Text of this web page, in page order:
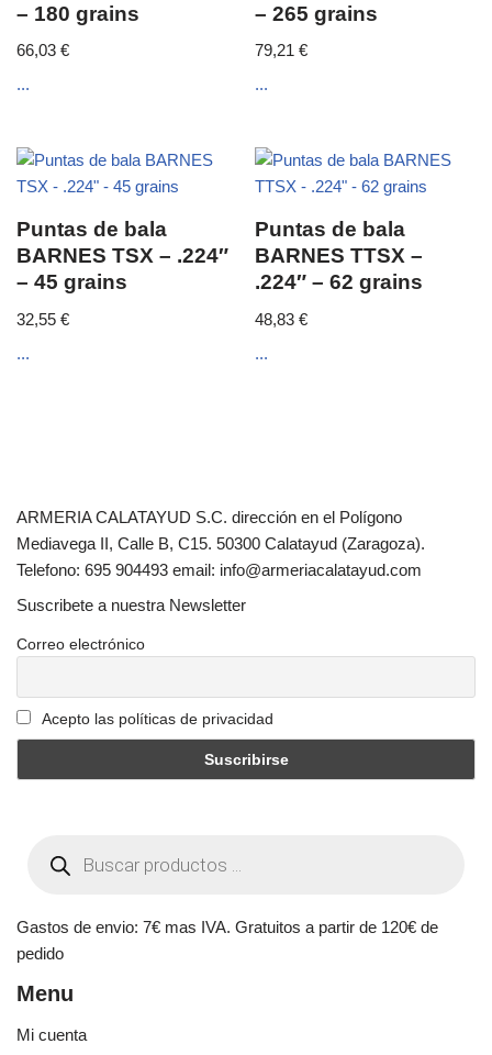
– 180 grains
66,03 €
...
– 265 grains
79,21€
...
Puntas de bala
BARNES TSX – .224″
– 45 grains
32,55 €
...
Puntas de bala
BARNES TTSX –
.224″ – 62 grains
48,83€
...
ARMERIA CALATAYUD S.C. dirección en el Polígono
Mediavega II, Calle B, C15. 50300 Calatayud (Zaragoza).
Telefono: 695 904493 email: info@armeriacalatayud.com
Suscribete a nuestra Newsletter
Correo electrónico
Acepto las políticas de privacidad
Gastos de envio: 7€ mas IVA. Gratuitos a partir de 120€ de
pedido
Menu
Mi cuenta